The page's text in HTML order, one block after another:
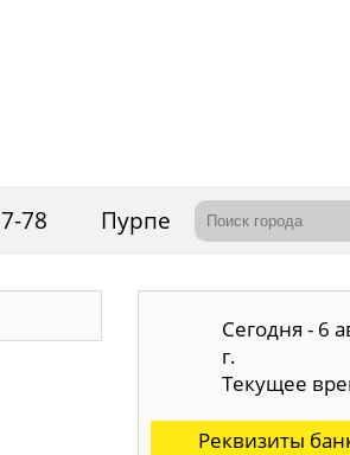
78 Пурпе
Сегодня - 6
г.
Текущее
Реквизиты